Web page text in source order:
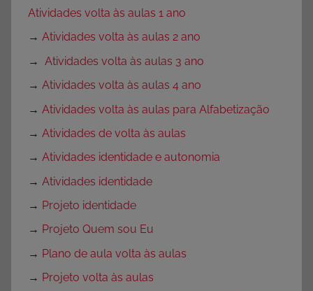
Atividades volta às aulas 1 ano
→ Atividades volta às aulas 2 ano
→ Atividades volta às aulas 3 ano
→ Atividades volta às aulas 4 ano
→ Atividades volta às aulas para Alfabetização
→ Atividades de volta às aulas
→ Atividades identidade e autonomia
→ Atividades identidade
→ Projeto identidade
→ Projeto Quem sou Eu
→ Plano de aula volta às aulas
→ Projeto volta às aulas